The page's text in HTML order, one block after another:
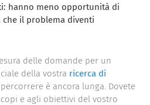
hanno meno opportunità di
il problema diventi
delle domande per un
della vostra ricerca di
è ancora lunga. Dovete
e agli obiettivi del vostro